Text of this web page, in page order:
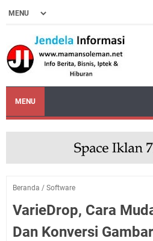
MENU
Beranda / Software
VarieDrop, Cara
Dan Konversi Gambar